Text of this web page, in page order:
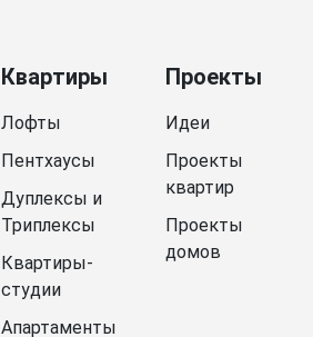
Квартиры
Лофты
Пентхаусы
Дуплексы и
Триплексы
Квартиры-
студии
Апартаменты
Проекты
Идеи
Проекты
квартир
Проекты
домов